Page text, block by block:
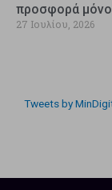
προσφορά μόνο
27 Ιουλίου, 2026
Tweets by